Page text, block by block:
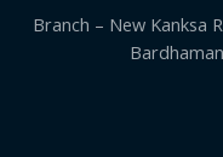
Branch – New Kanksa